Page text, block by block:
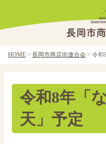
HOME > 長岡市商店街連合会 > 令和
令和8年「
天」予定